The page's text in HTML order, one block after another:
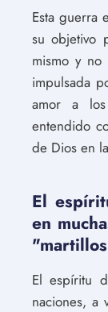
Esta guerra
su objetivo
mismo y
impulsada
amor a
entendido
de Dios en
El
en
El espíritu
naciones, a